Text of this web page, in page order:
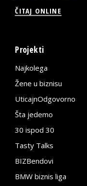
ČITAJ ONLINE
Projekti
Najkolega
Žene u biznisu
UticajnOdgovorno
Šta jedemo
30 ispod 30
Tasty Talks
BIZBendovi
BMW biznis liga